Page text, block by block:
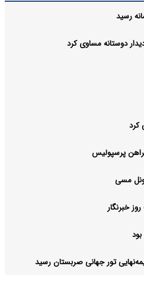
رسید
دوستانه مساوی کرد
کرد
پرسپولیس
مسی
خبرنگار
تور جهانی صربستان رسید